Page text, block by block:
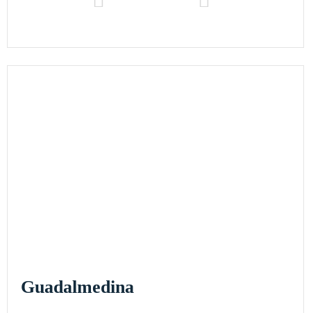
Guadalmedina